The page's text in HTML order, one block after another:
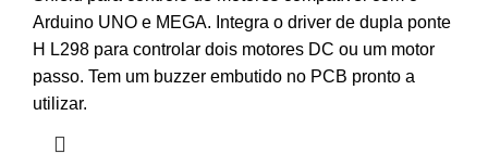
Arduino UNO e MEGA. Integra o driver de dupla ponte
H L298 para controlar dois motores DC ou um motor
passo. Tem um buzzer embutido no PCB pronto a
utilizar.